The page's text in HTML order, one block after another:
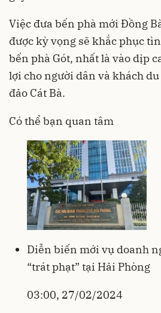
Việc đưa bến phà mới Đồng
được kỳ vọng sẽ khắc phục
bến phà Gót, nhất là vào dịp
lợi cho người dân và khách
đảo Cát Bà.
Có thể bạn quan tâm
Diễn biến mới vụ doanh
“trát phạt” tại Hải Phòng
03:00, 27/02/2024